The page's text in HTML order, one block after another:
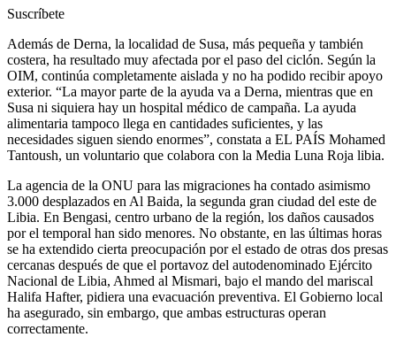
Suscríbete
Además de Derna, la localidad de Susa, más pequeña y también
costera, ha resultado muy afectada por el paso del ciclón. Según la
OIM, continúa completamente aislada y no ha podido recibir apoyo
exterior. “La mayor parte de la ayuda va a Derna, mientras que en
Susa ni siquiera hay un hospital médico de campaña. La ayuda
alimentaria tampoco llega en cantidades suficientes, y las
necesidades siguen siendo enormes”, constata a EL PAÍS Mohamed
Tantoush, un voluntario que colabora con la Media Luna Roja libia.
La agencia de la ONU para las migraciones ha contado asimismo
3.000 desplazados en Al Baida, la segunda gran ciudad del este de
Libia. En Bengasi, centro urbano de la región, los daños causados
por el temporal han sido menores. No obstante, en las últimas horas
se ha extendido cierta preocupación por el estado de otras dos presas
cercanas después de que el portavoz del autodenominado Ejército
Nacional de Libia, Ahmed al Mismari, bajo el mando del mariscal
Halifa Hafter, pidiera una evacuación preventiva. El Gobierno local
ha asegurado, sin embargo, que ambas estructuras operan
correctamente.